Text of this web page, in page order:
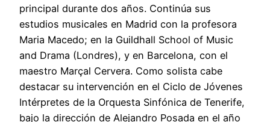
principal durante dos años. Continúa sus
estudios musicales en Madrid con la profesora
Maria Macedo; en la Guildhall School of Music
and Drama (Londres), y en Barcelona, con el
maestro Marçal Cervera. Como solista cabe
destacar su intervención en el Ciclo de Jóvenes
Intérpretes de la Orquesta Sinfónica de Tenerife,
bajo la dirección de Alejandro Posada en el año